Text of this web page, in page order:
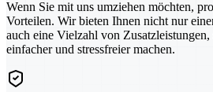
Wenn Sie mit uns umziehen möchten,
Vorteilen. Wir bieten Ihnen nicht nur
auch eine Vielzahl von
einfacher und stressfreier machen.